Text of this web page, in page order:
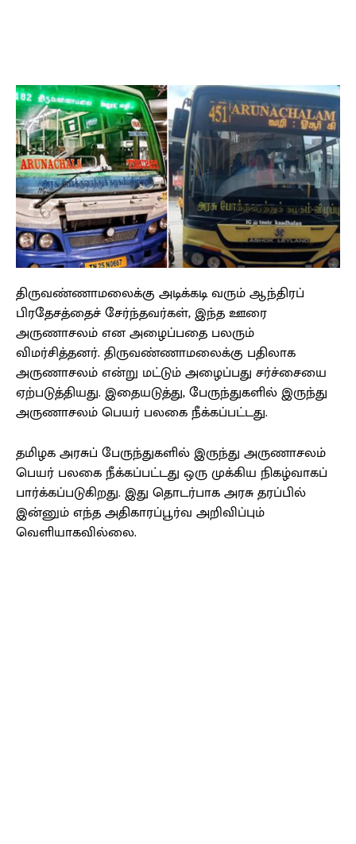
திருவண்ணாமலைக்கு அடிக்கடி வரும் ஆந்திரப்
பிரதேசத்தைச் சேர்ந்தவர்கள், இந்த ஊரை
அருணாசலம் என அழைப்பதை பலரும்
விமர்சித்தனர். திருவண்ணாமலைக்கு பதிலாக
அருணாசலம் என்று மட்டும் அழைப்பது சர்ச்சையை
ஏற்படுத்தியது. இதையடுத்து, பேருந்துகளில் இருந்து
அருணாசலம் பெயர் பலகை நீக்கப்பட்டது.
தமிழக அரசுப் பேருந்துகளில் இருந்து அருணாசலம்
பெயர் பலகை நீக்கப்பட்டது ஒரு முக்கிய நிகழ்வாகப்
பார்க்கப்படுகிறது. இது தொடர்பாக அரசு தரப்பில்
இன்னும் எந்த அதிகாரப்பூர்வ அறிவிப்பும்
வெளியாகவில்லை.